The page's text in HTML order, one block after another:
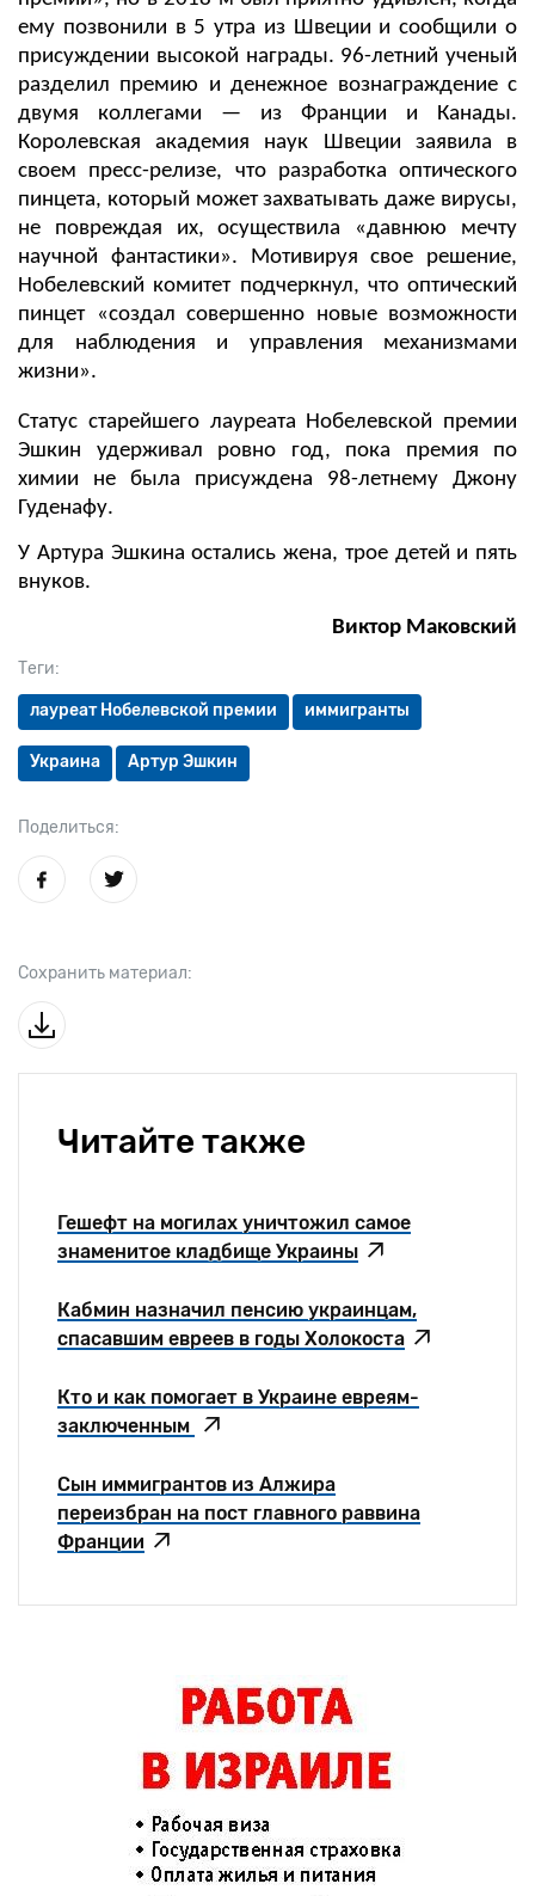
Теги:
лауреат Нобелевской премии иммигранты
Украина Артур Эшкин
Поделиться:
Сохранить материал:
ему позвонили в 5 утра из Швеции и сообщили о
присуждении высокой награды. 96-летний ученый
разделил премию и денежное вознаграждение с
двумя коллегами — из Франции и Канады.
Королевская академия наук Швеции заявила в
своем пресс-релизе, что разработка оптического
пинцета, который может захватывать даже вирусы,
не повреждая их, осуществила «давнюю мечту
научной фантастики». Мотивируя свое решение,
Нобелевский комитет подчеркнул, что оптический
пинцет «создал совершенно новые возможности
для наблюдения и управления механизмами
жизни».
Статус старейшего лауреата Нобелевской премии
Эшкин удерживал ровно год, пока премия по
химии не была присуждена 98-летнему Джону
Гуденафу.
У Артура Эшкина остались жена, трое детей и пять
внуков.
Виктор Маковский
Читайте также
Гешефт на могилах уничтожил самое
знаменитое кладбище Украины
Кабмин назначил пенсию украинцам,
спасавшим евреев в годы Холокоста
Кто и как помогает в Украине евреям-
заключенным
Сын иммигрантов из Алжира
переизбран на пост главного раввина
Франции